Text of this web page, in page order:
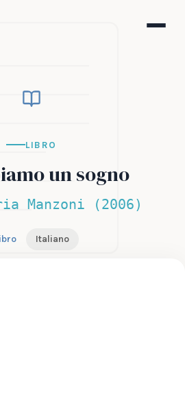
LIBRO
un sogno
Manzoni (2006)
Italiano